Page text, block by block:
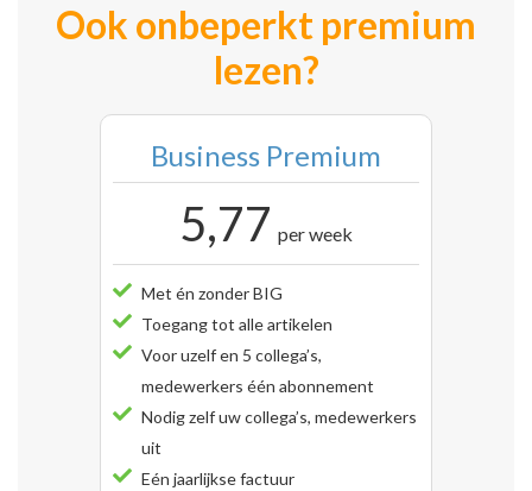
Ook onbeperkt premium
lezen?
Business Premium
5,77 per week
Met én zonder BIG
Toegang tot alle artikelen
Voor uzelf en 5 collega’s,
medewerkers één abonnement
Nodig zelf uw collega’s, medewerkers
uit
Eén jaarlijkse factuur